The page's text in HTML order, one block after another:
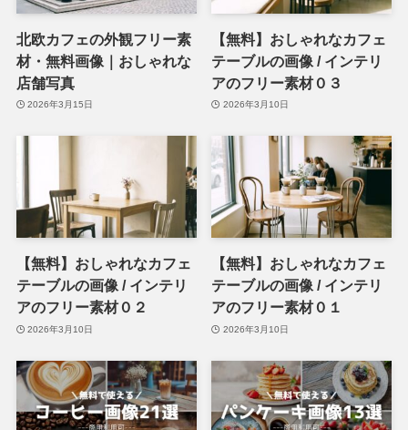
北欧カフェの外観フリー素
材・無料画像｜おしゃれな
店舗写真
2026年3月15日
【無料】おしゃれなカフェ
テーブルの画像 / インテリ
アのフリー素材０３
2026年3月10日
【無料】おしゃれなカフェ
テーブルの画像 / インテリ
アのフリー素材０２
2026年3月10日
【無料】おしゃれなカフェ
テーブルの画像 / インテリ
アのフリー素材０１
2026年3月10日